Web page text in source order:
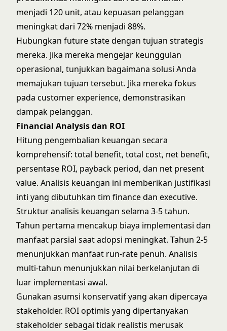
menjadi 120 unit, atau kepuasan pelanggan
meningkat dari 72% menjadi 88%.
Hubungkan future state dengan tujuan strategis
mereka. Jika mereka mengejar keunggulan
operasional, tunjukkan bagaimana solusi Anda
memajukan tujuan tersebut. Jika mereka fokus
pada customer experience, demonstrasikan
dampak pelanggan.
Financial Analysis dan ROI
Hitung pengembalian keuangan secara
komprehensif: total benefit, total cost, net benefit,
persentase ROI, payback period, dan net present
value. Analisis keuangan ini memberikan justifikasi
inti yang dibutuhkan tim finance dan executive.
Struktur analisis keuangan selama 3-5 tahun.
Tahun pertama mencakup biaya implementasi dan
manfaat parsial saat adopsi meningkat. Tahun 2-5
menunjukkan manfaat run-rate penuh. Analisis
multi-tahun menunjukkan nilai berkelanjutan di
luar implementasi awal.
Gunakan asumsi konservatif yang akan dipercaya
stakeholder. ROI optimis yang dipertanyakan
stakeholder sebagai tidak realistis merusak